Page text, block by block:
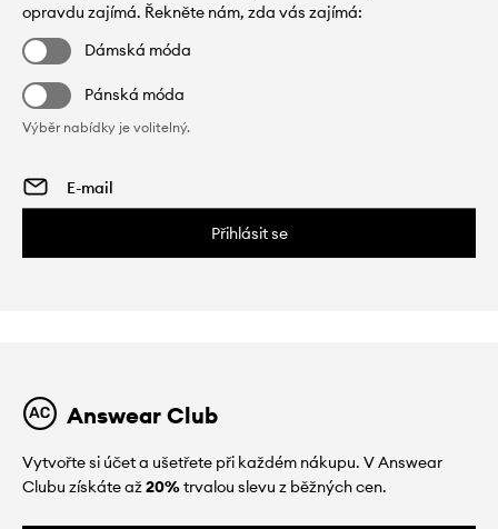
opravdu zajímá. Řekněte nám, zda vás zajímá:
Dámská móda
Pánská móda
Výběr nabídky je volitelný.
Přihlásit se
Answear Club
Vytvořte si účet a ušetřete při každém nákupu. V Answear
Clubu získáte až20%trvalou slevu z běžných cen.